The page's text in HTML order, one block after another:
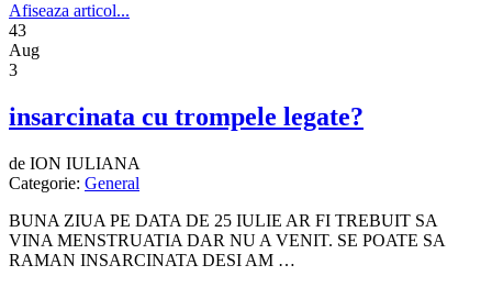
Afiseaza articol...
43
Aug
3
insarcinata cu trompele legate?
de ION IULIANA
Categorie: General
BUNA ZIUA PE DATA DE 25 IULIE AR FI TREBUIT SA
VINA MENSTRUATIA DAR NU A VENIT. SE POATE SA
RAMAN INSARCINATA DESI AM …